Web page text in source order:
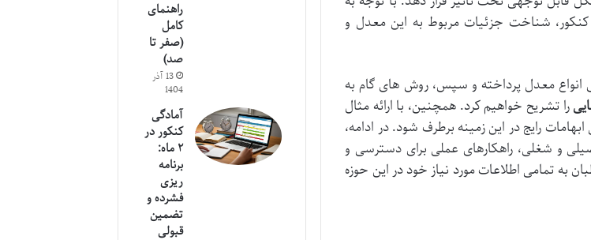
شناخت جزئیات مربوط به این معدل و
انواع معدل پرداخته و سپس، روش های گام به
را تشریح خواهیم کرد. همچنین، با ارائه مثال
رایج در این زمینه برطرف شود. در ادامه،
و شغلی، راهکارهای عملی برای دسترسی و
به تمامی اطلاعات مورد نیاز خود در این حوزه
راهنمای
کامل
(صفر تا
صد)
13 آذر
1404
آمادگی
کنکور در
۲ ماه:
برنامه
ریزی
فشرده و
تضمین
قبولی